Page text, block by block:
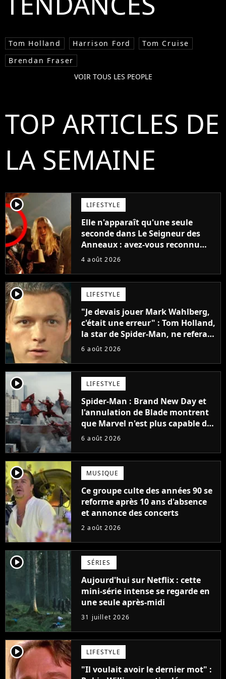
Tom Holland Harrison Ford
Tom Cruise
Brendan Fraser
VOIR TOUS LES PEOPLE
TOP ARTICLES DE
LA SEMAINE
player2 LIFESTYLE
Elle n'apparaît qu'une seule
seconde dans Le Seigneur des
Anneaux : avez-vous reconnu
cette légende du cinéma dans la
4 août 2026
player2 LIFESTYLE
"Je devais jouer Mark Wahlberg,
c'était une erreur" : Tom Holland,
la star de Spider-Man, ne referait
pas ce blockbuster
6 août 2026
player2 LIFESTYLE
Spider-Man : Brand New Day et
l'annulation de Blade montrent
que Marvel n'est plus capable de
faire quoi que ce soit de simple
6 août 2026
player2 MUSIQUE
Ce groupe culte des années 90 se
reforme après 10 ans d'absence
et annonce des concerts
2 août 2026
player2 SÉRIES
Aujourd'hui sur Netflix : cette
mini-série intense se regarde en
une seule après-midi
31 juillet 2026
player2 LIFESTYLE
"Il voulait avoir le dernier mot" :